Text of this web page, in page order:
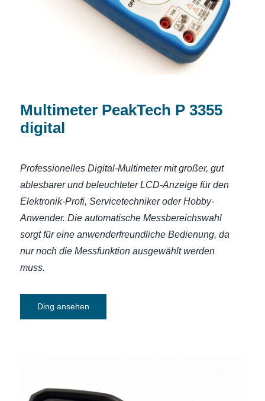
Multimeter PeakTech P 3355
digital
Professionelles Digital-Multimeter mit großer, gut
ablesbarer und beleuchteter LCD-Anzeige für den
Elektronik-Profi, Servicetechniker oder Hobby-
Anwender. Die automatische Messbereichswahl
sorgt für eine anwenderfreundliche Bedienung, da
nur noch die Messfunktion ausgewählt werden
muss.
Ding ansehen